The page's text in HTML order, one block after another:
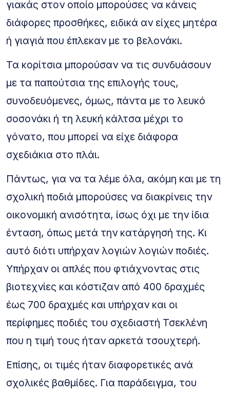
γιακάς στον οποίο μπορούσες να κάνεις
διάφορες προσθήκες, ειδικά αν είχες μητέρα
ή γιαγιά που έπλεκαν με το βελονάκι.
Τα κορίτσια μπορούσαν να τις συνδυάσουν
με τα παπούτσια της επιλογής τους,
συνοδευόμενες, όμως, πάντα με το λευκό
σοσονάκι ή τη λευκή κάλτσα μέχρι το
γόνατο, που μπορεί να είχε διάφορα
σχεδιάκια στο πλάι.
Πάντως, για να τα λέμε όλα, ακόμη και με τη
σχολική ποδιά μπορούσες να διακρίνεις την
οικονομική ανισότητα, ίσως όχι με την ίδια
ένταση, όπως μετά την κατάργησή της. Κι
αυτό διότι υπήρχαν λογιών λογιών ποδιές.
Υπήρχαν οι απλές που φτιάχνοντας στις
βιοτεχνίες και κόστιζαν από 400 δραχμές
έως 700 δραχμές και υπήρχαν και οι
περίφημες ποδιές του σχεδιαστή Τσεκλένη
που η τιμή τους ήταν αρκετά τσουχτερή.
Επίσης, οι τιμές ήταν διαφορετικές ανά
σχολικές βαθμίδες. Για παράδειγμα, του